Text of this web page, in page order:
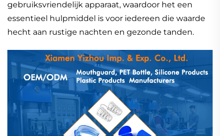
gebruiksvriendelijk apparaat, waardoor het een
essentieel hulpmiddel is voor iedereen die waarde
hecht aan rustige nachten en gezonde tanden.